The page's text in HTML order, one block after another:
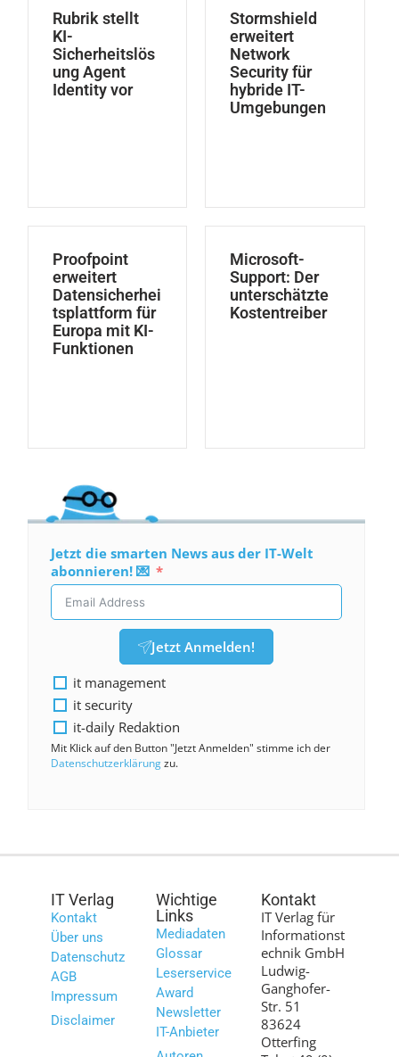
Rubrik stellt
KI-
Sicherheitslös
ung Agent
Identity vor
Stormshield
erweitert
Network
Security für
hybride IT-
Umgebungen
Proofpoint
erweitert
Datensicherhei
tsplattform für
Europa mit KI-
Funktionen
Microsoft-
Support: Der
unterschätzte
Kostentreiber
Jetzt die smarten News aus der IT-Welt
abonnieren! 💌
Jetzt Anmelden!
it management
it security
it-daily Redaktion
Mit Klick auf den Button "Jetzt Anmelden" stimme ich der
Datenschutzerklärungzu.
IT Verlag
Kontakt
Über uns
Datenschutz
AGB
Impressum
Disclaimer
Wichtige
Links
Mediadaten
Glossar
Leserservice
Award
Newsletter
IT-Anbieter
Kontakt
IT Verlag für
Informationst
echnik GmbH
Ludwig-
Ganghofer-
Str. 51
83624
Otterfing